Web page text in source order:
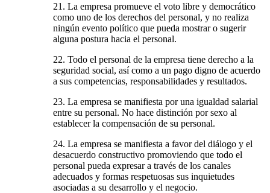
21. La empresa promueve el voto libre y democrático
como uno de los derechos del personal, y no realiza
ningún evento político que pueda mostrar o sugerir
alguna postura hacia el personal.
22. Todo el personal de la empresa tiene derecho a la
seguridad social, así como a un pago digno de acuerdo
a sus competencias, responsabilidades y resultados.
23. La empresa se manifiesta por una igualdad salarial
entre su personal. No hace distinción por sexo al
establecer la compensación de su personal.
24. La empresa se manifiesta a favor del diálogo y el
desacuerdo constructivo promoviendo que todo el
personal pueda expresar a través de los canales
adecuados y formas respetuosas sus inquietudes
asociadas a su desarrollo y el negocio.